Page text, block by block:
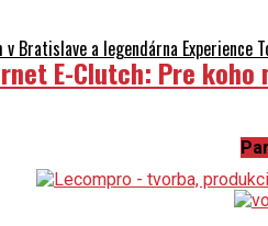
Bratislave a legendárna Experience
E-Clutch: Pre